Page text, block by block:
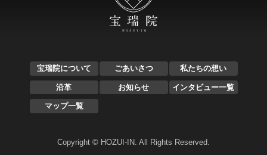
宝瑞院について ごあいさつ 私たちの想い
沿革 お知らせ インタビュー一覧
マップ一覧
Copyright © HOZUI-IN. All Rights Reserved.